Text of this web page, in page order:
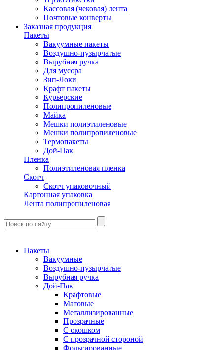
Кассовая (чековая) лента
Почтовые конверты
Заказная продукция
Пакеты
Вакуумные пакеты
Воздушно-пузырчатые
Вырубная ручка
Для мусора
Зип-Локи
Крафт пакеты
Курьерские
Полипропиленовые
Майка
Мешки полиэтиленовые
Мешки полипропиленовые
Термопакеты
Дой-Пак
Пленка
Полиэтиленовая пленка
Скотч
Скотч упаковочный
Картонная упаковка
Лента полипропиленовая
Пакеты
Вакуумные
Воздушно-пузырчатые
Вырубная ручка
Дой-Пак
Крафтовые
Матовые
Металлизированные
Прозрачные
С окошком
С прозрачной стороной
Фольгированные